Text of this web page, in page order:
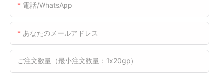
電話/WhatsApp
あなたのメールアドレス
ご注文数量（最小注文数量：1x20gp）